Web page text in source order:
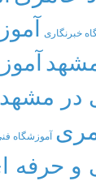
خبرنگاری
در مشهد
آموزشگاه
و حرفه